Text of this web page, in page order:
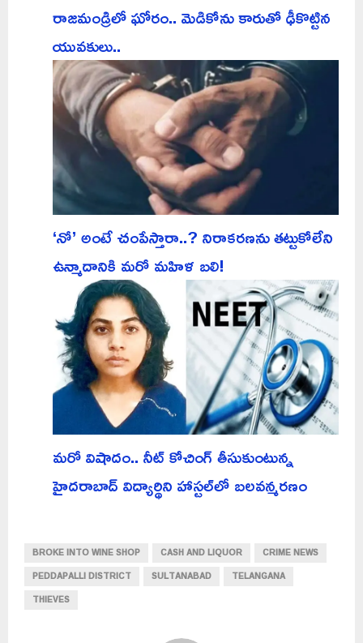
రాజమండ్రిలో ఘోరం.. మెడికోను కారుతో ఢీకొట్టిన
యువకులు..
‘నో’ అంటే చంపేస్తారా..? నిరాకరణను తట్టుకోలేని
ఉన్మాదానికి మరో మహిళ బలి!
మరో విషాదం.. నీట్ కోచింగ్ తీసుకుంటున్న
హైదరాబాద్ విద్యార్థిని హాస్టల్‌లో బలవన్మరణం
BROKE INTO WINE SHOP CASH AND LIQUOR
CRIME NEWS
PEDDAPALLI DISTRICT
SULTANABAD
TELANGANA
THIEVES